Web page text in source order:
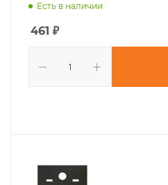
Есть в наличии
461 ₽